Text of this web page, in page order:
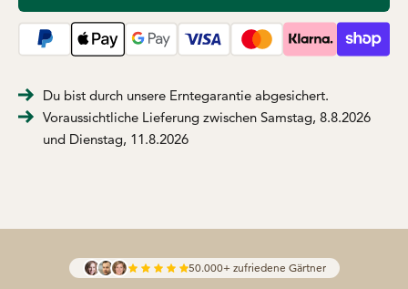
Du bist durch unsere Erntegarantie abgesichert.
Voraussichtliche Lieferung zwischen Samstag, 8.8.2026
und Dienstag, 11.8.2026
50.000+ zufriedene Gärtner